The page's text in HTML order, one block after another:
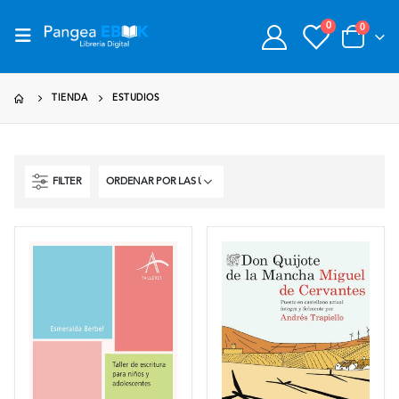
0 0
TIENDA ESTUDIOS
FILTER